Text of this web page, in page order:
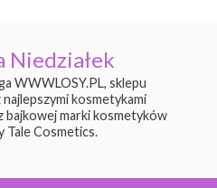
Niedziałek
WWWLOSY.PL, sklepu
kosmetykami
bajkowej marki kosmetyków
Tale Cosmetics.